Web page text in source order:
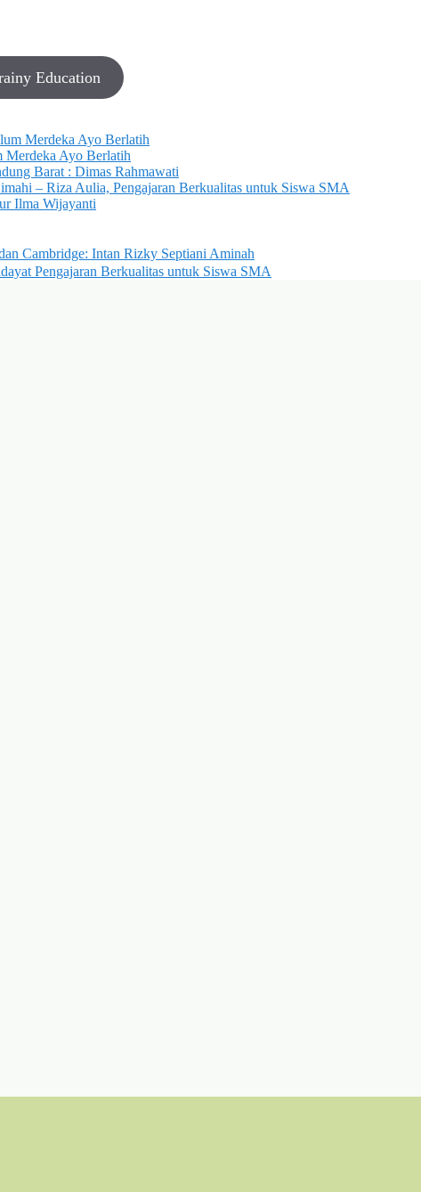
Education
Merdeka Ayo Berlatih
Merdeka Ayo Berlatih
Barat : Dimas Rahmawati
– Riza Aulia, Pengajaran Berkualitas untuk Siswa SMA
Ilma Wijayanti
Cambridge: Intan Rizky Septiani Aminah
Pengajaran Berkualitas untuk Siswa SMA